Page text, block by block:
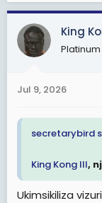
a
c
t
i
s
King
Jul 9, 2026
secretarybird
King Kong III,
Ukimsikiliza